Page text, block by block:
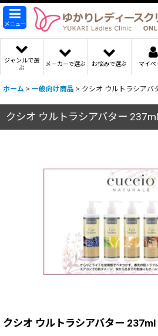
メニュー
ジャンルで選
ぶ
メーカーで選ぶ お悩みで選ぶ マイペ
ホーム > 一般向け商品 > クシオ ウルトラシアバ
クシオ ウルトラシアバター 237ml
クシオ ウルトラシアバター 237ml